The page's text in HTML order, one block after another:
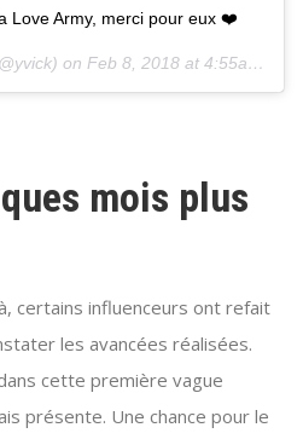
Love Army, merci pour eux ❤️
on Feb 8, 2018 at 4:55am PST
mois plus
certains influenceurs ont refait
les avancées réalisées.
cette première vague
présente. Une chance pour le